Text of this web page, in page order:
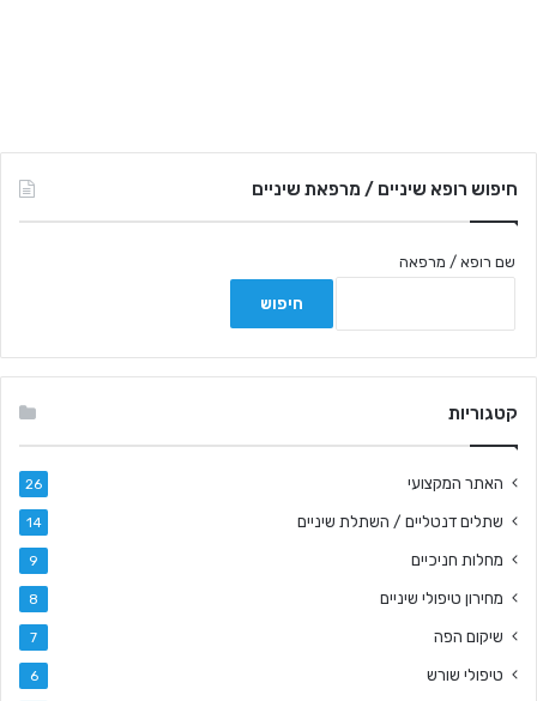
חיפוש רופא שיניים / מרפאת שיניים
שם רופא / מרפאה
קטגוריות
האתר המקצועי 26
שתלים דנטליים / השתלת שיניים 14
מחלות חניכיים 9
מחירון טיפולי שיניים 8
שיקום הפה 7
טיפולי שורש 6